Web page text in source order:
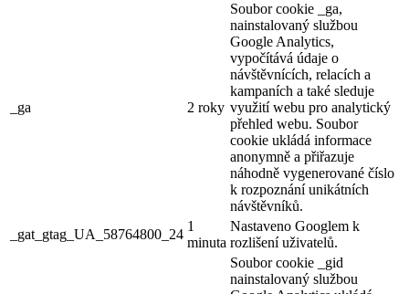
_ga 2 roky
Soubor cookie _ga,
nainstalovaný službou
Google Analytics,
vypočítává údaje o
návštěvnících, relacích a
kampaních a také sleduje
využití webu pro analytický
přehled webu. Soubor
cookie ukládá informace
anonymně a přiřazuje
náhodně vygenerované číslo
k rozpoznání unikátních
návštěvníků.
_gat_gtag_UA_58764800_24
1
minuta
Nastaveno Googlem k
rozlišení uživatelů.
Soubor cookie _gid
nainstalovaný službou